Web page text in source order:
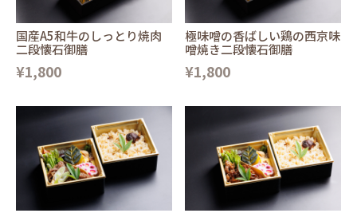
国産A5和牛のしっとり焼肉
二段懐石御膳
¥1,800
極味噌の香ばしい鶏の西京味
噌焼き二段懐石御膳
¥1,800